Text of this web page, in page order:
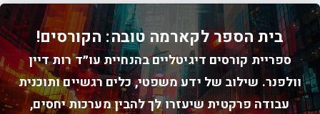
בית הספר לקארמה טובה: הקורסים!
ספריית קורסים דיגיטליים בהנחיית עו״ד רות דיין
וולפנר. שילוב של ידע משפטי, כלים רגשיים ותוכנית
עבודה פרקטית שיעזרו לך להבין מערכות יחסים,